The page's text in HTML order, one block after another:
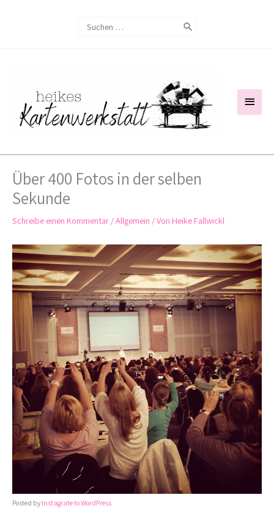
Search
Über 400 Fotos in der selben
Sekunde
Schreibe einen Kommentar /Allgemein / Von Heike Fallwickl
Posted by Instagrate to WordPress